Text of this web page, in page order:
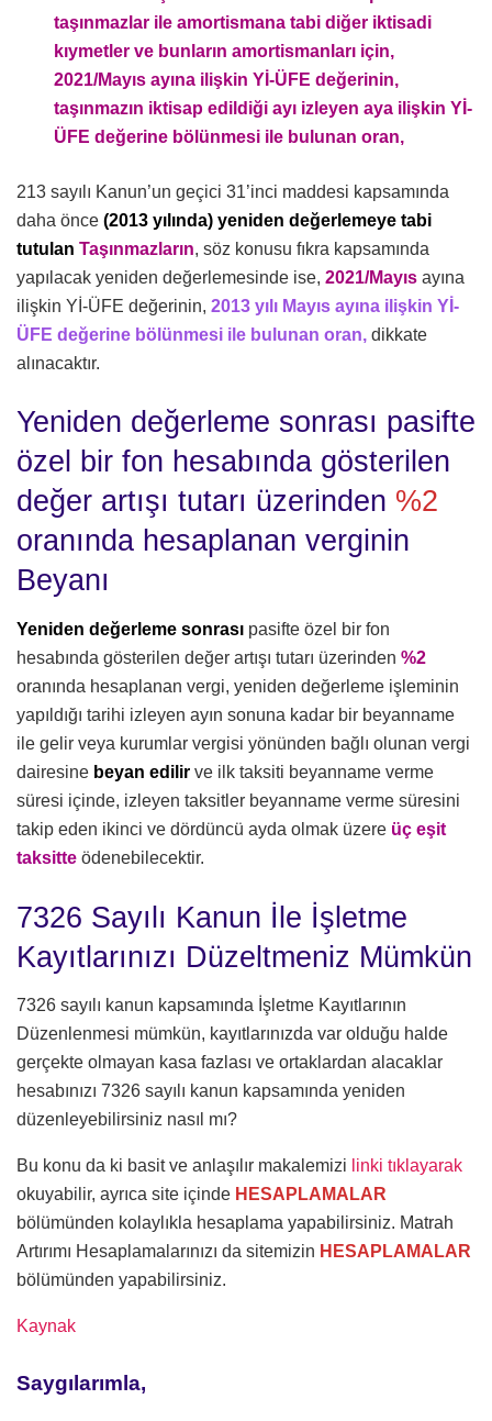
taşınmazlar ile amortismana tabi diğer iktisadi
kıymetler ve bunların amortismanları için,
2021/Mayıs ayına ilişkin Yİ-ÜFE değerinin,
taşınmazın iktisap edildiği ayı izleyen aya ilişkin Yİ-
ÜFE değerine bölünmesi ile bulunan oran,
213 sayılı Kanun’un geçici 31’inci maddesi kapsamında
daha önce (2013 yılında) yeniden değerlemeye tabi
tutulan Taşınmazların, söz konusu fıkra kapsamında
yapılacak yeniden değerlemesinde ise, 2021/Mayıs ayına
ilişkin Yİ-ÜFE değerinin, 2013 yılı Mayıs ayına ilişkin Yİ-
ÜFE değerine bölünmesi ile bulunan oran, dikkate
alınacaktır.
Yeniden değerleme sonrası pasifte
özel bir fon hesabında gösterilen
değer artışı tutarı üzerinden %2
oranında hesaplanan verginin
Beyanı
Yeniden değerleme sonrası pasifte özel bir fon
hesabında gösterilen değer artışı tutarı üzerinden %2
oranında hesaplanan vergi, yeniden değerleme işleminin
yapıldığı tarihi izleyen ayın sonuna kadar bir beyanname
ile gelir veya kurumlar vergisi yönünden bağlı olunan vergi
dairesine beyan edilir ve ilk taksiti beyanname verme
süresi içinde, izleyen taksitler beyanname verme süresini
takip eden ikinci ve dördüncü ayda olmak üzere üç eşit
taksitte ödenebilecektir.
7326 Sayılı Kanun İle İşletme
Kayıtlarınızı Düzeltmeniz Mümkün
7326 sayılı kanun kapsamında İşletme Kayıtlarının
Düzenlenmesi mümkün, kayıtlarınızda var olduğu halde
gerçekte olmayan kasa fazlası ve ortaklardan alacaklar
hesabınızı 7326 sayılı kanun kapsamında yeniden
düzenleyebilirsiniz nasıl mı?
Bu konu da ki basit ve anlaşılır makalemizi linki tıklayarak
okuyabilir, ayrıca site içinde HESAPLAMALAR
bölümünden kolaylıkla hesaplama yapabilirsiniz. Matrah
Artırımı Hesaplamalarınızı da sitemizin HESAPLAMALAR
bölümünden yapabilirsiniz.
Kaynak
Saygılarımla,